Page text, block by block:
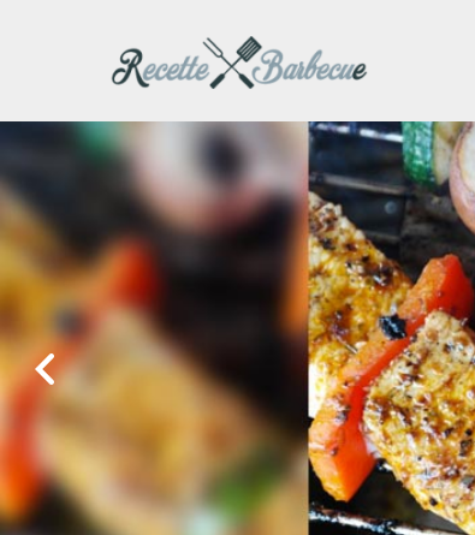
Recette barbecue